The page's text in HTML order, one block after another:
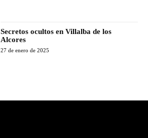
Secretos ocultos en Villalba de los
Alcores
27 de enero de 2025